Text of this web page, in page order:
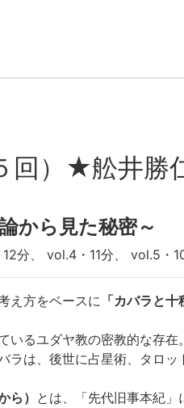
回）★舩井勝
から見た秘密～
分、 vol.4・11分、 vol.5・
え方をベースに 「カバラと十
いるユダヤ教の密教的な存
ラは、後世に占星術、タロ
ら） とは、「先代旧事本紀